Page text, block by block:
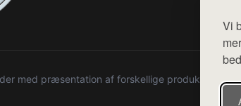
Vi
med præsentation af forskellige produkter fra